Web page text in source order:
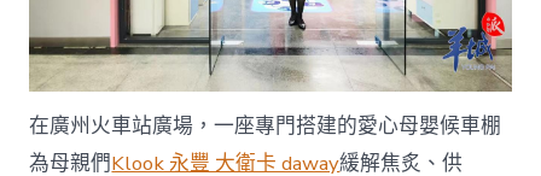
在廣州火車站廣場，一座專門搭建的愛心母嬰候車棚
為母親們Klook 永豐 大衛卡 daway緩解焦炙、供